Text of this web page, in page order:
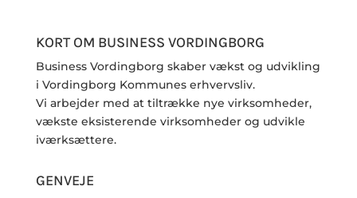
KORT OM BUSINESS VORDINGBORG
Business Vordingborg skaber vækst og udvikling
i Vordingborg Kommunes erhvervsliv.
Vi arbejder med at tiltrække nye virksomheder,
vækste eksisterende virksomheder og udvikle
iværksættere.
GENVEJE